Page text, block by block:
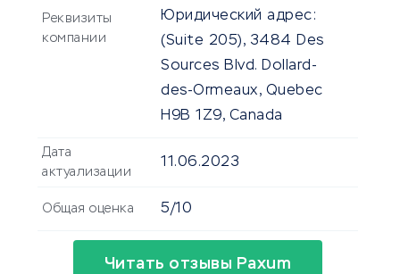
Реквизиты
компании
Юридический адрес:
(Suite 205), 3484 Des
Sources Blvd. Dollard-
des-Ormeaux, Quebec
H9B 1Z9, Canada
Дата
актуализации
11.06.2023
Общая оценка 5/10
Читать отзывы Paxum